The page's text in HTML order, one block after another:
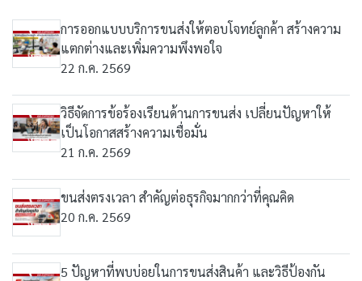
การออกแบบบริการขนส่งให้ตอบโจทย์ลูกค้า สร้างความ
แตกต่างและเพิ่มความพึงพอใจ
22 ก.ค. 2569
วิธีจัดการข้อร้องเรียนด้านการขนส่ง เปลี่ยนปัญหาให้
เป็นโอกาสสร้างความเชื่อมั่น
21 ก.ค. 2569
ขนส่งตรงเวลา สำคัญต่อธุรกิจมากกว่าที่คุณคิด
20 ก.ค. 2569
5 ปัญหาที่พบบ่อยในการขนส่งสินค้า และวิธีป้องกัน